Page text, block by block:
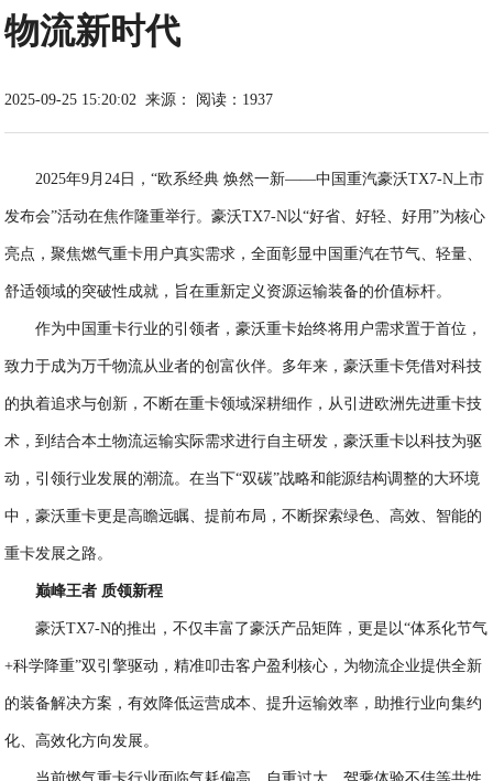
物流新时代
2025-09-25 15:20:02 来源： 阅读：1937
2025年9月24日，“欧系经典 焕然一新——中国重汽豪沃TX7-N上市
发布会”活动在焦作隆重举行。豪沃TX7-N以“好省、好轻、好用”为核心
亮点，聚焦燃气重卡用户真实需求，全面彰显中国重汽在节气、轻量、
舒适领域的突破性成就，旨在重新定义资源运输装备的价值标杆。
作为中国重卡行业的引领者，豪沃重卡始终将用户需求置于首位，
致力于成为万千物流从业者的创富伙伴。多年来，豪沃重卡凭借对科技
的执着追求与创新，不断在重卡领域深耕细作，从引进欧洲先进重卡技
术，到结合本土物流运输实际需求进行自主研发，豪沃重卡以科技为驱
动，引领行业发展的潮流。在当下“双碳”战略和能源结构调整的大环境
中，豪沃重卡更是高瞻远瞩、提前布局，不断探索绿色、高效、智能的
重卡发展之路。
巅峰王者 质领新程
豪沃TX7-N的推出，不仅丰富了豪沃产品矩阵，更是以“体系化节气
+科学降重”双引擎驱动，精准叩击客户盈利核心，为物流企业提供全新
的装备解决方案，有效降低运营成本、提升运输效率，助推行业向集约
化、高效化方向发展。